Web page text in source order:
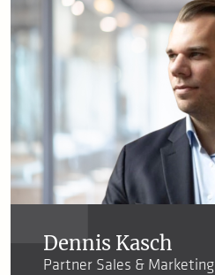
Dennis Kasch
Partner Sales & Marketing